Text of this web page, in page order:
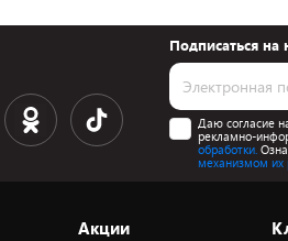
Подписаться на
Даю согласие
рекламно-
обработки.
механизмом их
Акции